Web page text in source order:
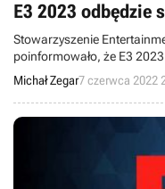
E3 2023 odbędzie
Stowarzyszenie
poinformowało, że E3
Otrzymamy stacjonarne
transmitowane.
Michał Zegar7 czerwca 2022